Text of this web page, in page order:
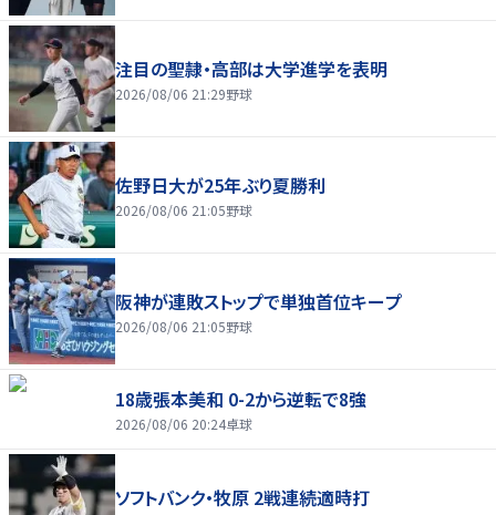
注目の聖隷・高部は大学進学を表明
2026/08/06 21:29野球
佐野日大が25年ぶり夏勝利
2026/08/06 21:05野球
阪神が連敗ストップで単独首位キープ
2026/08/06 21:05野球
18歳張本美和 0-2から逆転で8強
2026/08/06 20:24卓球
ソフトバンク・牧原 2戦連続適時打